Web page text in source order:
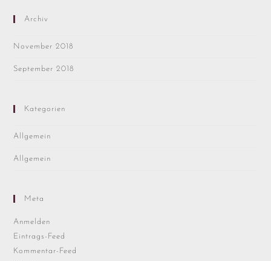
Archiv
November 2018
September 2018
Kategorien
Allgemein
Allgemein
Meta
Anmelden
Eintrags-Feed
Kommentar-Feed